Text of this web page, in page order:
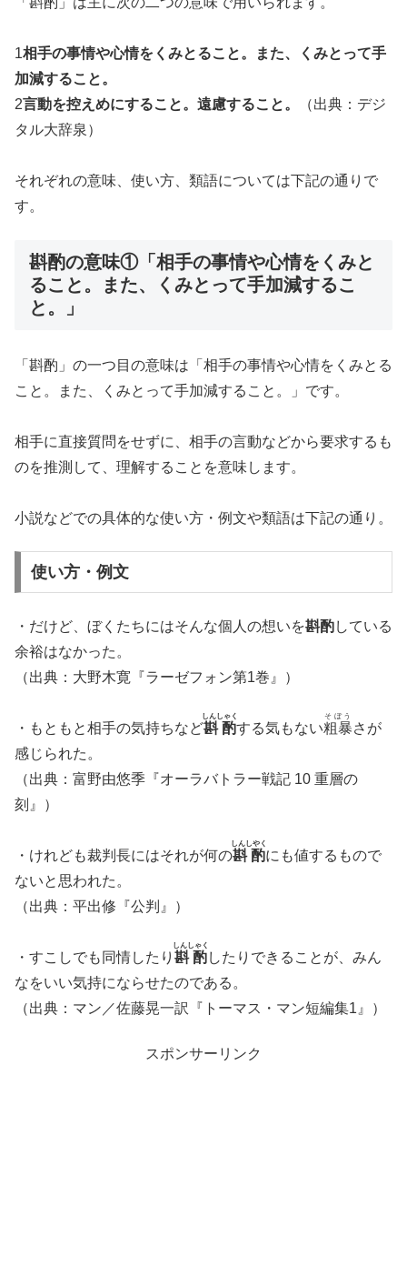
1相手の事情や心情をくみとること。また、くみとって手
加減すること。
2言動を控えめにすること。遠慮すること。
（出典：デジ
タル大辞泉）
それぞれの意味、使い方、類語については下記の通りで
す。
斟酌の意味①「相手の事情や心情をくみと
ること。また、くみとって手加減するこ
と。」
「斟酌」の一つ目の意味は「相手の事情や心情をくみとる
こと。また、くみとって手加減すること。」です。
相手に直接質問をせずに、相手の言動などから要求するも
のを推測して、理解することを意味します。
小説などでの具体的な使い方・例文や類語は下記の通り。
使い方・例文
・だけど、ぼくたちにはそんな個人の想いを斟酌している
余裕はなかった。
（出典：大野木寛『ラーゼフォン第1巻』）
・もともと相手の気持ちなど斟酌
しんしゃく
する気もない粗暴
そぼう
さが
感じられた。
（出典：富野由悠季『オーラバトラー戦記 10 重層の
刻』）
・けれども裁判長にはそれが何の斟酌
しんしやく
にも値するもので
ないと思われた。
（出典：平出修『公判』）
・すこしでも同情したり 斟酌
しんしゃく
したりできることが、みん
なをいい気持にならせたのである。
（出典：マン／佐藤晃一訳『トーマス・マン短編集1』）
スポンサーリンク